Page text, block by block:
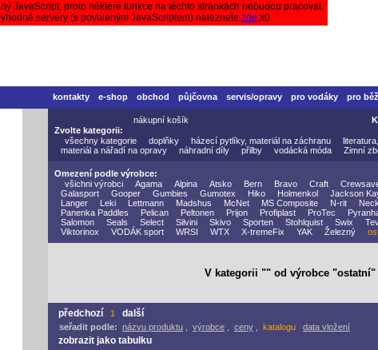
JavaScript, proto některé funkce na těchto stránkách nebudou pracovat.
servery (s povoleným JavaScriptem) naleznete zde.x0
kontakty e-shop obchod půjčovna servis/opravy pro vodáky pro
nákupní košík
Zvolte kategorii:
všechny kategorie doplňky házecí pytlíky, materiál na záchranu
materiál a nářadí na opravy
náhradní díly přilby vodácká móda Zimní
Omezení podle výrobce:
všichni výrobci
Agama Alpina Atsko Bern Bravo Craft
Galasport
Gooper Gumbies Gumotex Hiko Holmenkol Jackson
Langer
Leki Lettmann Madshus McNet MS Composite N-rit
Panenka Paddles
Pelican Peltonen Prijon Profiplast ProTec
Salomon
Seals Select Silvini Skivo Sporten Stohlquist Swix
Viktorinox
VODÁK sport WRSI WTX X-tremeFix YAK Železný
V kategorii "" od výrobce
předchozí 1 další
seřadit podle: názvu produktu výrobce ceny katalogu data vložení
zobrazit jako tabulku